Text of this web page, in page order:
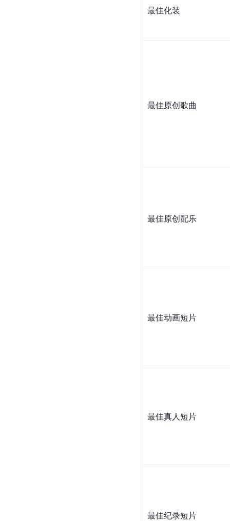
最佳化装
最佳原创歌曲
最佳原创配乐
最佳动画短片
最佳真人 短片
最佳纪录短片